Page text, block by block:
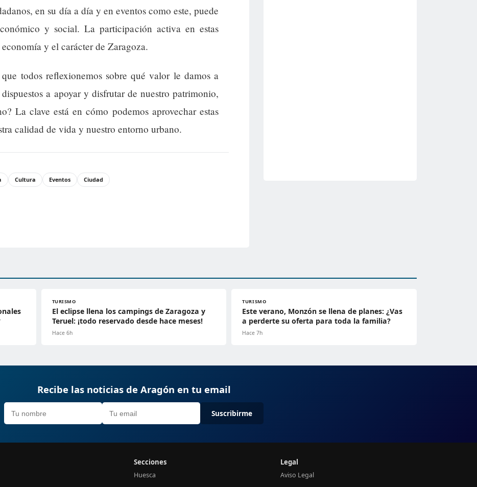
en su día a día y en eventos como este, puede
y social. La participación activa en estas
y el carácter de Zaragoza.
todos reflexionemos sobre qué valor le damos a
a apoyar y disfrutar de nuestro patrimonio,
La clave está en cómo podemos aprovechar estas
calidad de vida y nuestro entorno urbano.
Cultura Eventos Ciudad
TURISMO
El eclipse llena los campings de Zaragoza y
Teruel: ¡todo reservado desde hace meses!
Hace 6h
TURISMO
Este verano, Monzón se llena de planes: ¿Vas
a perderte su oferta para toda la familia?
Hace 7h
Recibe las noticias de Aragón en tu email
Suscribirme
Secciones
Huesca
Legal
Aviso Legal